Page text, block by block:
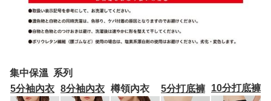
集中保溫 系列
5分袖內衣 8分袖內衣 樽領內衣 5分打底褲 10分打底褲